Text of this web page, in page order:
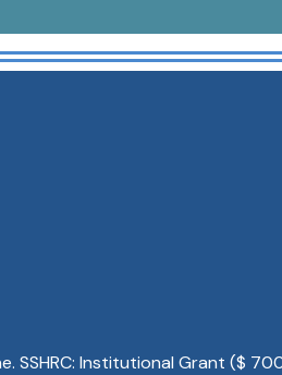
SSHRC: Institutional Grant ($